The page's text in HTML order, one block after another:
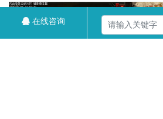
在线咨询